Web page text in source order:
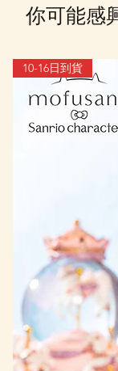
你可能感
10-16日到貨